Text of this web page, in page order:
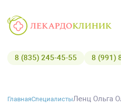
8 (835) 245-45-55 8 (991)
ГлавнаяСпециалистыЛенц Ольга